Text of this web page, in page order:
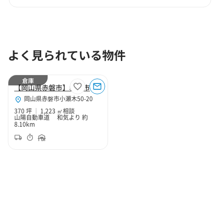
よく見られている物件
【岡山県赤磐市】赤磐市小瀬木370坪倉庫（寄託）
岡山県赤磐市小瀬木50-20
370 坪
1,223 ㎡相談
山陽自動車道 和気より 約
8.10km
倉庫